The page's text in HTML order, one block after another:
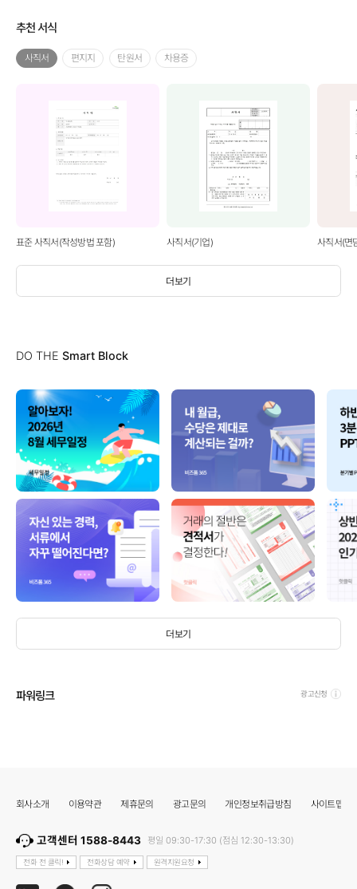
추천 서식
더보기
사직서 편지지 탄원서 차용증
표준 사직서(작성방법 포함) 사직서(기업) 사직서(면
DO THE Smart Block
더보기
파워링크 광고신청
회사소개 이용약관 제휴문의 광고문의 개인정보취급방침 사이트맵
고객센터 1588-8443 평일 09:30-17:30 (점심 12:30-13:30)
전화 전 클릭! 전화상담 예약 원격지원요청